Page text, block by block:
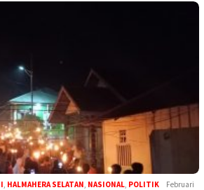
, HALMAHERA SELATAN, NASIONAL, POLITIK
Februari